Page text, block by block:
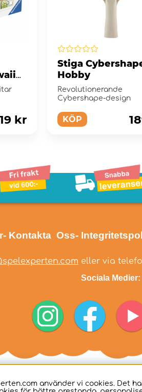
kr
Stiga
Hobby
Revolutionerande
Cybershape-design
KÖP
- Kontakta Oss-
eller via
Sociala Medier:
använder vi cookies. Det